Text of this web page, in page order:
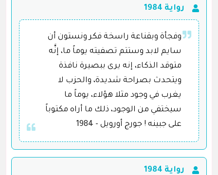
رواية 1984
وفجأة وبقناعة راسخة فكر ونستون أن
سايم لابد وستتم تصفيته يوماً ما، إنَّه
متوقد الذكاء، إنه يرى ببصيرة نافذة
ويتحدث بصراحة شديدة، والحزب لا
يغرب في وجود مثلا هؤلاء، يوماً ما
سيختفي من الوجود، ذلك ما أراه مكتوباً
على جبينه ! جورج أورويل - 1984
رواية 1984